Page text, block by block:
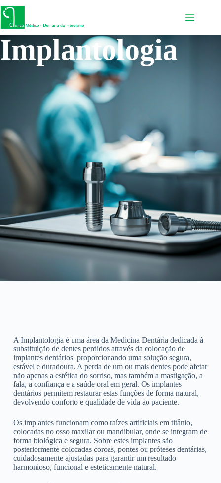
Implantologia
A Implantologia é uma área da Medicina Dentária dedicada à
substituição de dentes perdidos através da colocação de
implantes dentários, proporcionando uma solução segura,
estável e duradoura. A perda de um ou mais dentes pode afetar
não apenas a estética do sorriso, mas também a mastigação, a
fala, a confiança e a saúde oral em geral. Os implantes
dentários permitem restaurar estas funções de forma natural,
devolvendo conforto e qualidade de vida ao paciente.
Os implantes funcionam como raízes artificiais em titânio,
colocadas no osso maxilar ou mandibular, onde se integram de
forma biológica e segura. Sobre estes implantes são
posteriormente colocadas coroas, pontes ou próteses dentárias,
cuidadosamente ajustadas para garantir um resultado
harmonioso, funcional e esteticamente natural.